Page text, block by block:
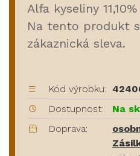
Alfa kyseliny 11,10%
Na tento produkt
zákaznická sleva.
Kód výrobku:
Dostupnost:
Na
Doprava: